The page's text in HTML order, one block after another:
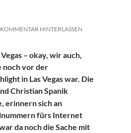
KOMMENTAR HINTERLASSEN
– okay, wir auch,
noch vor der
in Las Vegas war. Die
Christian Spanik
erinnern sich an
fürs Internet
da noch die Sache mit